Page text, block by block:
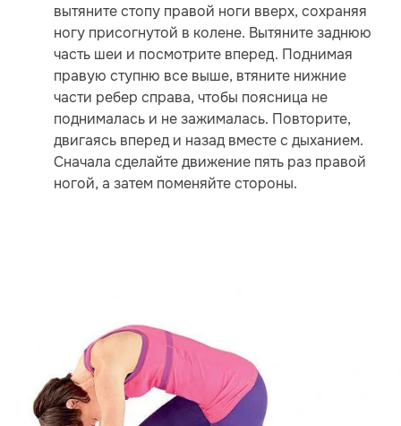
вытяните стопу правой ноги вверх, сохраняя
ногу присогнутой в колене. Вытяните заднюю
часть шеи и посмотрите вперед. Поднимая
правую ступню все выше, втяните нижние
части ребер справа, чтобы поясница не
поднималась и не зажималась. Повторите,
двигаясь вперед и назад вместе с дыханием.
Сначала сделайте движение пять раз правой
ногой, а затем поменяйте стороны.